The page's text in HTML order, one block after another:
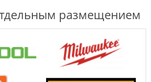
размещением